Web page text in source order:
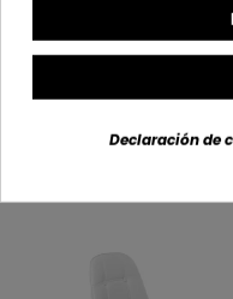
Declaración de